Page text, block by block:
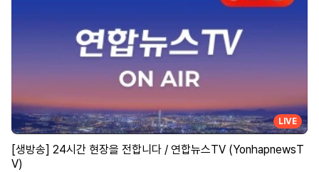
LIVE
[생방송] 24시간 현장을 전합니다 / 연합뉴스TV (YonhapnewsT
V)